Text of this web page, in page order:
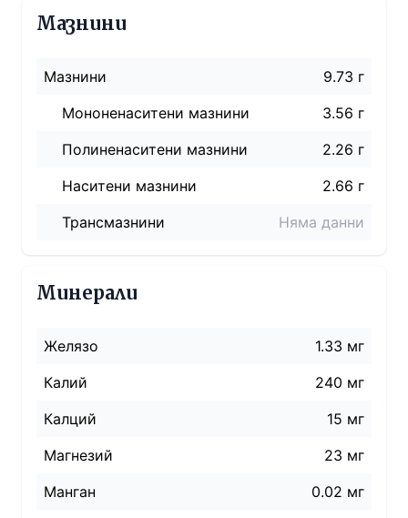
Мазнини
Мазнини
9.73 г
Мононенаситени мазнини
3.56 г
Полиненаситени мазнини
2.26 г
Наситени мазнини
2.66 г
Трансмазнини
Няма данни
Минерали
Желязо
1.33 мг
Калий
240 мг
Калций
15 мг
Магнезий
23 мг
Манган
0.02 мг